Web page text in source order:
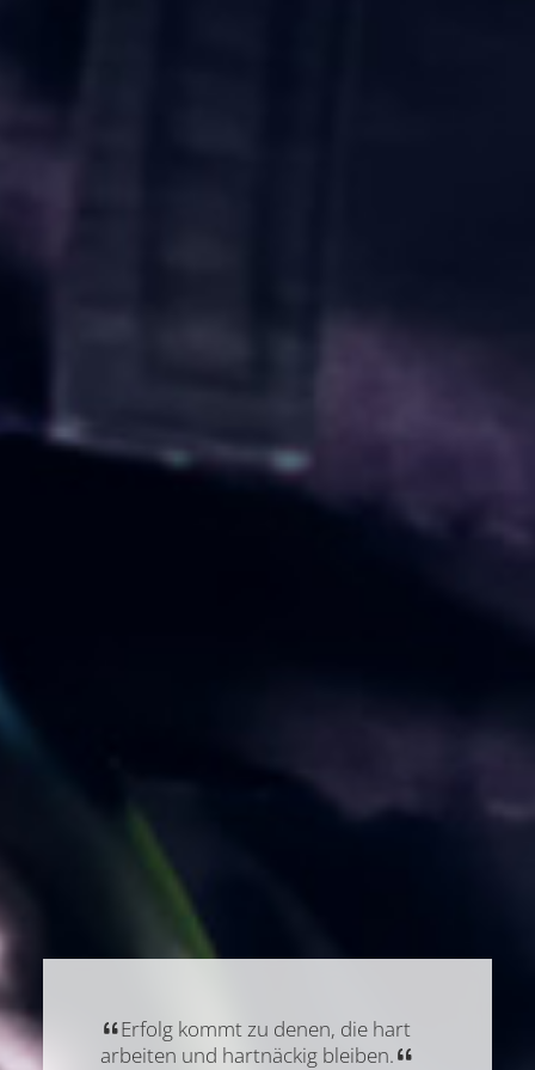
Erfolg kommt zu denen, die hart
arbeiten und hartnäckig bleiben.